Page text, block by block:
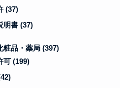
(37)
明書 (37)
粧品・薬局 (397)
可 (199)